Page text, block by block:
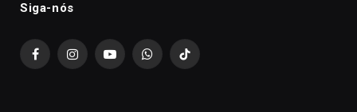
Siga-nós
FacebookInstagramYouTubeWhatsAppTikTok